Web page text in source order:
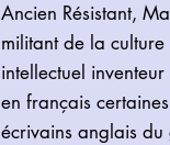
Ancien Résistant,
militant de la
intellectuel
en français
écrivains anglais